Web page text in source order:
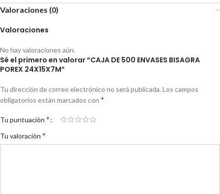
Valoraciones (0)
Valoraciones
No hay valoraciones aún.
Sé el primero en valorar “CAJA DE 500 ENVASES BISAGRA
POREX 24X15X7M”
Tu dirección de correo electrónico no será publicada. Los campos
obligatorios están marcados con *
Tu puntuación *
Tu valoración *